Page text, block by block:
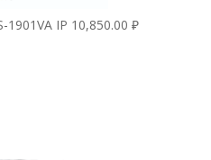
1901VA IP 10,850.00 ₽